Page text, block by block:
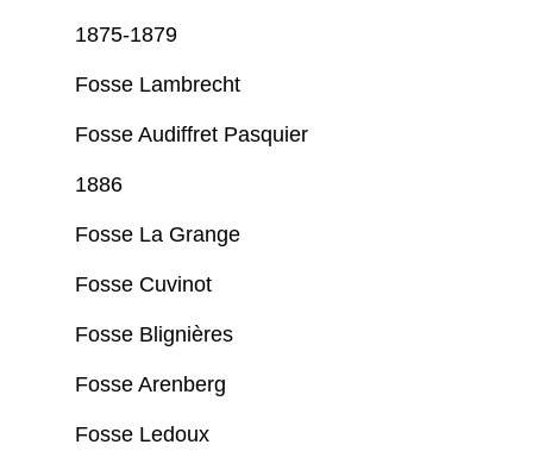
1875-1879
Fosse Lambrecht
Fosse Audiffret Pasquier
1886
Fosse La Grange
Fosse Cuvinot
Fosse Blignières
Fosse Arenberg
Fosse Ledoux